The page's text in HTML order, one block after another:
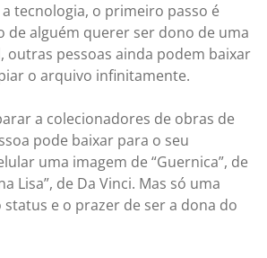
tecnologia, o primeiro passo é
de alguém querer ser dono de uma
outras pessoas ainda podem baixar
o arquivo infinitamente.
a colecionadores de obras de
pode baixar para o seu
uma imagem de “Guernica”, de
Lisa”, de Da Vinci. Mas só uma
status e o prazer de ser a dona do